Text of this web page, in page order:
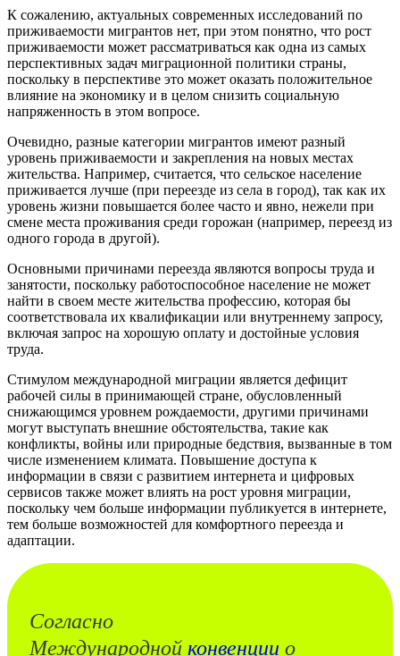
К сожалению, актуальных современных исследований по
приживаемости мигрантов нет, при этом понятно, что рост
приживаемости может рассматриваться как одна из самых
перспективных задач миграционной политики страны,
поскольку в перспективе это может оказать положительное
влияние на экономику и в целом снизить социальную
напряженность в этом вопросе.
Очевидно, разные категории мигрантов имеют разный
уровень приживаемости и закрепления на новых местах
жительства. Например, считается, что сельское население
приживается лучше (при переезде из села в город), так как их
уровень жизни повышается более часто и явно, нежели при
смене места проживания среди горожан (например, переезд из
одного города в другой).
Основными причинами переезда являются вопросы труда и
занятости, поскольку работоспособное население не может
найти в своем месте жительства профессию, которая бы
соответствовала их квалификации или внутреннему запросу,
включая запрос на хорошую оплату и достойные условия
труда.
Стимулом международной миграции является дефицит
рабочей силы в принимающей стране, обусловленный
снижающимся уровнем рождаемости, другими причинами
могут выступать внешние обстоятельства, такие как
конфликты, войны или природные бедствия, вызванные в том
числе изменением климата. Повышение доступа к
информации в связи с развитием интернета и цифровых
сервисов также может влиять на рост уровня миграции,
поскольку чем больше информации публикуется в интернете,
тем больше возможностей для комфортного переезда и
адаптации.
Согласно
Международной конвенции о